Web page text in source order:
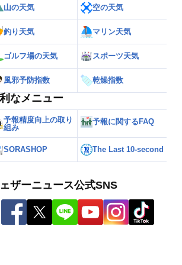
山の天気 空の天気
釣り天気 マリン天気
ゴルフ場の天気 スポーツ天気
風邪予防指数 乾燥指数
なメニュー
予報精度向上の取り
組み
予報に関するFAQ
SORASHOP The Last 10-second
ザーニュース公式SNS